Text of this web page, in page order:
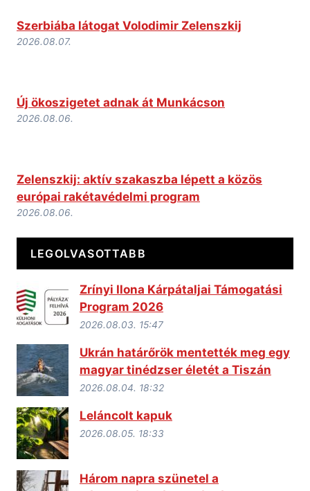
Szerbiába látogat Volodimir Zelenszkij
2026.08.07.
Új ökoszigetet adnak át Munkácson
2026.08.06.
Zelenszkij: aktív szakaszba lépett a közös
európai rakétavédelmi program
2026.08.06.
LEGOLVASOTTABB
Zrínyi Ilona Kárpátaljai Támogatási
Program 2026
2026.08.03. 15:47
Ukrán határőrök mentették meg egy
magyar tinédzser életét a Tiszán
2026.08.04. 18:32
Leláncolt kapuk
2026.08.05. 18:33
Három napra szünetel a